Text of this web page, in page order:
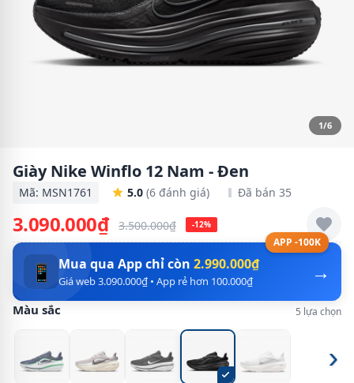
1/6
Giày Nike Winflo 12 Nam - Đen
Mã: MSN1761 5.0 (6 đánh giá) Đã bán 35
3.090.000₫ 3.500.000₫ -12%
APP -100K
→
📱 Mua qua App chỉ còn 2.990.000₫
Giá web 3.090.000₫ • App rẻ hơn 100.000₫
Màu sắc 5 lựa chọn
›